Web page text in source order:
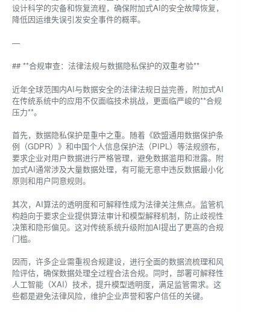
设计科学的灾备和恢复流程，确保附加式AI的安全故障恢复，
降低因运维失误引发安全事件的概率。
—
## **合规审查：法律法规与数据隐私保护的双重考验**
近年全球范围内AI与数据安全的法律法规日益完善，附加式AI
在传统系统中的应用不仅面临技术挑战，更面临严峻的**合规
压力**。
首先，数据隐私保护是重中之重。随着《欧盟通用数据保护条
例（GDPR）》和中国个人信息保护法（PIPL）等法规颁布，
要求企业对用户数据进行严格管理，避免数据滥用和泄露。附
加式AI通常涉及大量数据处理，有可能无意中违反数据最小化
原则和用户同意规则。
其次，AI算法的透明度和可解释性成为法律关注焦点。监管机
构趋向于要求企业提供算法审计和模型解释机制，防止歧视性
决策和隐形偏见。这对传统系统升级附加AI提出了更高的合规
门槛。
因而，许多企业需重视合规建设，进行全面的数据流梳理和风
险评估，确保数据处理全过程合法合规。同时，部署可解释性
人工智能（XAI）技术，提升模型透明度，满足监管需求。这
些都是避免法律风险，维护企业声誉和客户信任的关键。